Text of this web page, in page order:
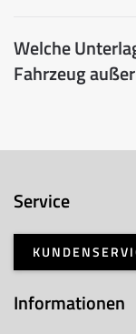
Welche
Fahrzeug
Service
Informationen